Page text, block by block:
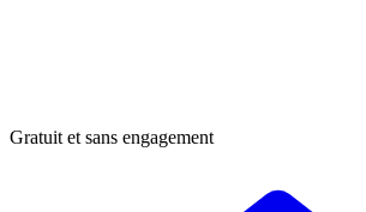
Gratuit et sans engagement